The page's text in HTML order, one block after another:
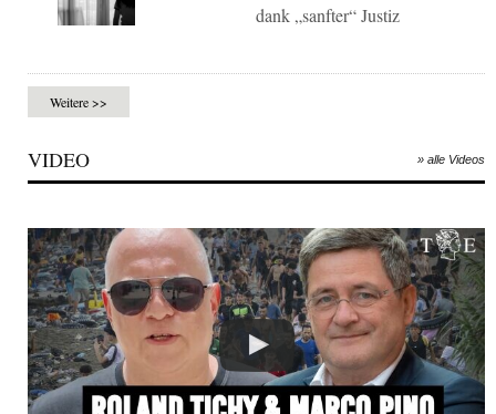
dank „sanfter“ Justiz
Weitere >>
VIDEO » alle Videos